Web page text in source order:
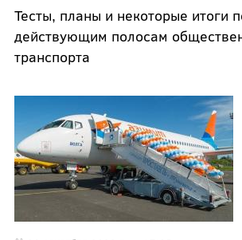
Тесты, планы и некоторые итоги
действующим полосам
транспорта